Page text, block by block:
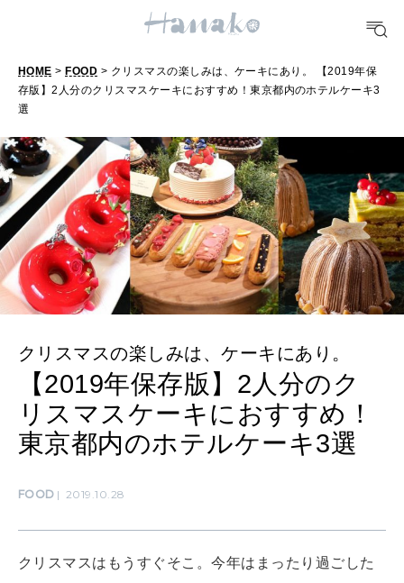
FOOD
おいしい
FORTUNE
明日のわたし
[12星座別] Weekly Holoscope
[12星座別] Monthly Love Holoscope
女神まり愛のタロットメッセージ
算命学がわかる今月のあなた
HEALTH
自分にやさしく
LEARN
知る、考える
SUSTAINABLE
HOME > FOOD > クリスマスの楽しみは、ケーキにあり。 【2019年保
存版】2人分のクリスマスケーキにおすすめ！東京都内のホテルケーキ3
選
クリスマスの楽しみは、ケーキにあり。
【2019年保存版】2人分のク
リスマスケーキにおすすめ！
東京都内のホテルケーキ3選
FOOD 2019.10.28
クリスマスはもうすぐそこ。今年はまったり過ごした